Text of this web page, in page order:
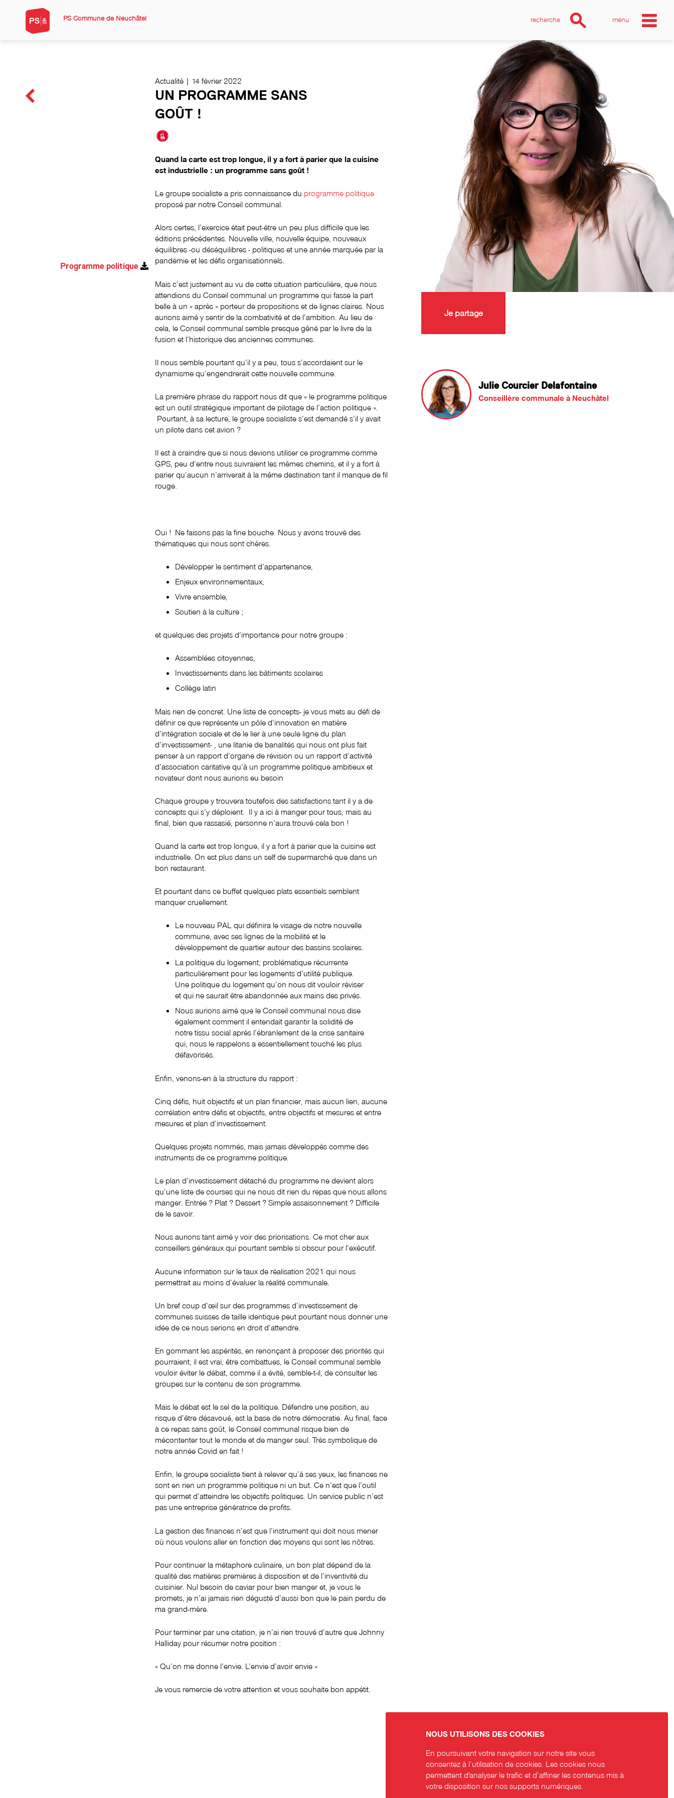
PS Commune de Neuchâtel menu
recherche
Programme politique
Actualité | 14 février 2022
UN PROGRAMME SANS
GOÛT !
Quand la carte est trop longue, il y a fort à parier que la cuisine
est industrielle : un programme sans goût !
Le groupe socialiste a pris connaissance du programme politique
proposé par notre Conseil communal.
Alors certes, l’exercice était peut-être un peu plus difficile que les
éditions précédentes. Nouvelle ville, nouvelle équipe, nouveaux
équilibres -ou déséquilibres - politiques et une année marquée par la
pandémie et les défis organisationnels.
Mais c’est justement au vu de cette situation particulière, que nous
attendions du Conseil communal un programme qui fasse la part
belle à un « après » porteur de propositions et de lignes claires. Nous
aurions aimé y sentir de la combativité et de l’ambition. Au lieu de
cela, le Conseil communal semble presque gêné par le livre de la
fusion et l’historique des anciennes communes.
Il nous semble pourtant qu’il y a peu, tous s’accordaient sur le
dynamisme qu’engendrerait cette nouvelle commune.
La première phrase du rapport nous dit que « le programme politique
est un outil stratégique important de pilotage de l’action politique ».
Pourtant, à sa lecture, le groupe socialiste s’est demandé s’il y avait
un pilote dans cet avion ?
Il est à craindre que si nous devions utiliser ce programme comme
GPS, peu d’entre nous suivraient les mêmes chemins, et il y a fort à
parier qu’aucun n’arriverait à la même destination tant il manque de fil
rouge.
Oui ! Ne faisons pas la fine bouche. Nous y avons trouvé des
thématiques qui nous sont chères.
Développer le sentiment d’appartenance,
Enjeux environnementaux,
Vivre ensemble,
Soutien à la culture ;
et quelques des projets d’importance pour notre groupe :
Assemblées citoyennes,
Investissements dans les bâtiments scolaires
Collège latin
Mais rien de concret. Une liste de concepts- je vous mets au défi de
définir ce que représente un pôle d’innovation en matière
d’intégration sociale et de le lier à une seule ligne du plan
d’investissement- , une litanie de banalités qui nous ont plus fait
penser à un rapport d’organe de révision ou un rapport d’activité
d’association caritative qu’à un programme politique ambitieux et
novateur dont nous aurions eu besoin
Chaque groupe y trouvera toutefois des satisfactions tant il y a de
concepts qui s’y déploient. Il y a ici à manger pour tous, mais au
final, bien que rassasié, personne n’aura trouvé cela bon !
Quand la carte est trop longue, il y a fort à parier que la cuisine est
industrielle. On est plus dans un self de supermarché que dans un
bon restaurant.
Et pourtant dans ce buffet quelques plats essentiels semblent
manquer cruellement.
Le nouveau PAL qui définira le visage de notre nouvelle
commune, avec ses lignes de la mobilité et le
développement de quartier autour des bassins scolaires.
La politique du logement, problématique récurrente
particulièrement pour les logements d’utilité publique.
Une politique du logement qu’on nous dit vouloir réviser
et qui ne saurait être abandonnée aux mains des privés.
Nous aurions aimé que le Conseil communal nous dise
également comment il entendait garantir la solidité de
notre tissu social après l’ébranlement de la crise sanitaire
qui, nous le rappelons a essentiellement touché les plus
défavorisés.
Enfin, venons-en à la structure du rapport :
Cinq défis, huit objectifs et un plan financier, mais aucun lien, aucune
corrélation entre défis et objectifs, entre objectifs et mesures et entre
mesures et plan d’investissement.
Quelques projets nommés, mais jamais développés comme des
instruments de ce programme politique.
Le plan d’investissement détaché du programme ne devient alors
qu’une liste de courses qui ne nous dit rien du repas que nous allons
manger. Entrée ? Plat ? Dessert ? Simple assaisonnement ? Difficile
de le savoir.
Nous aurions tant aimé y voir des priorisations. Ce mot cher aux
conseillers généraux qui pourtant semble si obscur pour l’exécutif.
Aucune information sur le taux de réalisation 2021 qui nous
permettrait au moins d’évaluer la réalité communale.
Un bref coup d’œil sur des programmes d’investissement de
communes suisses de taille identique peut pourtant nous donner une
idée de ce nous serions en droit d’attendre.
En gommant les aspérités, en renonçant à proposer des priorités qui
pourraient, il est vrai, être combattues, le Conseil communal semble
vouloir éviter le débat, comme il a évité, semble-t-il, de consulter les
groupes sur le contenu de son programme.
Mais le débat est le sel de la politique. Défendre une position, au
risque d’être désavoué, est la base de notre démocratie. Au final, face
à ce repas sans goût, le Conseil communal risque bien de
mécontenter tout le monde et de manger seul. Très symbolique de
notre année Covid en fait !
Enfin, le groupe socialiste tient à relever qu’à ses yeux, les finances ne
sont en rien un programme politique ni un but. Ce n’est que l’outil
qui permet d’atteindre les objectifs politiques. Un service public n’est
pas une entreprise génératrice de profits.
La gestion des finances n’est que l’instrument qui doit nous mener
où nous voulons aller en fonction des moyens qui sont les nôtres.
Pour continuer la métaphore culinaire, un bon plat dépend de la
qualité des matières premières à disposition et de l’inventivité du
cuisinier. Nul besoin de caviar pour bien manger et, je vous le
promets, je n’ai jamais rien dégusté d’aussi bon que le pain perdu de
ma grand-mère.
Pour terminer par une citation, je n’ai rien trouvé d’autre que Johnny
Halliday pour résumer notre position :
« Qu’on me donne l’envie. L’envie d’avoir envie »
Je vous remercie de votre attention et vous souhaite bon appétit.
Je partage
Julie Courcier Delafontaine
Conseillère communale à Neuchâtel
NOUS UTILISONS DES COOKIES
En poursuivant votre navigation sur notre site vous
consentez à l’utilisation de cookies. Les cookies nous
permettent d'analyser le trafic et d’affiner les contenus mis à
votre disposition sur nos supports numériques.